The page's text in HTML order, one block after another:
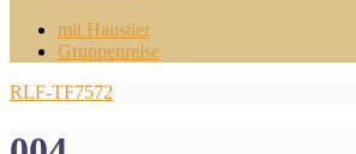
mit Haustier
Gruppenreise
RLF-TF7572